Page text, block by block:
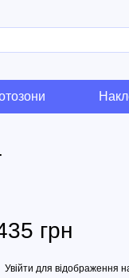
грн
Увійти для відображення